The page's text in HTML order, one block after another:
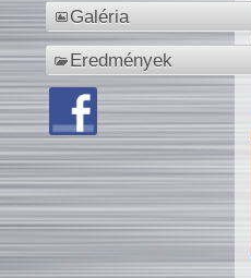
Galéria
Eredmények